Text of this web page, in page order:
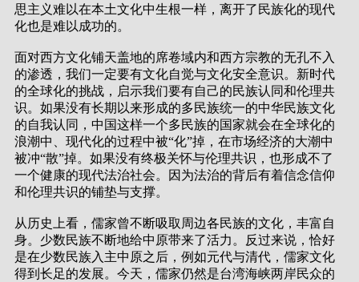
思主义难以在本土文化中生根一样，离开了民族化的现代
化也是难以成功的。
面对西方文化铺天盖地的席卷域内和西方宗教的无孔不入
的渗透，我们一定要有文化自觉与文化安全意识。新时代
的全球化的挑战，启示我们要有自己的民族认同和伦理共
识。如果没有长期以来形成的多民族统一的中华民族文化
的自我认同，中国这样一个多民族的国家就会在全球化的
浪潮中、现代化的过程中被“化”掉，在市场经济的大潮中
被冲“散”掉。如果没有终极关怀与伦理共识，也形成不了
一个健康的现代法治社会。因为法治的背后有着信念信仰
和伦理共识的铺垫与支撑。
从历史上看，儒家曾不断吸取周边各民族的文化，丰富自
身。少数民族不断地给中原带来了活力。反过来说，恰好
是在少数民族入主中原之后，例如元代与清代，儒家文化
得到长足的发展。今天，儒家仍然是台湾海峡两岸民众的